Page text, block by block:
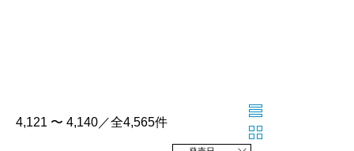
4,121 〜 4,140／全4,565件